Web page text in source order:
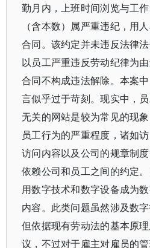
勤月内，上班时间浏览与工
（含本数）属严重违纪，用
合同。该约定并未违反法律
以员工严重违反劳动纪律为
合同不构成违法解除。本案
言似乎过于苛刻。现实中，
无关的网站是较为常见的现
员工行为的严重程度，诸如
访问内容以及公司的规章制
依赖公司和员工之间的约定
用数字技术和数字设备成为
内容。此类问题虽然涉及数
但依据现有劳动法的基本原
议，不过对于雇主对雇员的